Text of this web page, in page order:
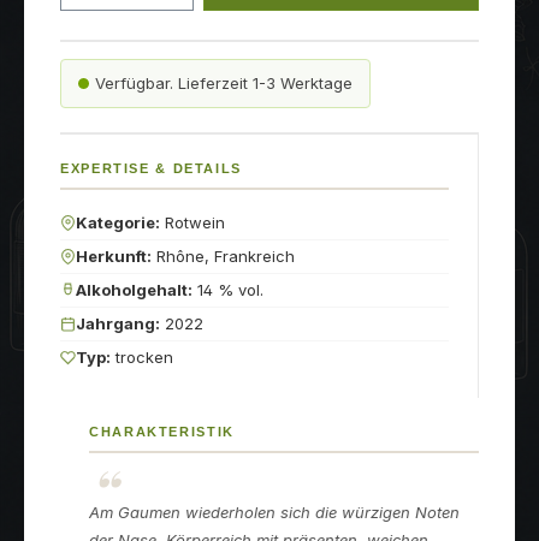
Verfügbar. Lieferzeit 1-3 Werktage
EXPERTISE & DETAILS
Kategorie: Rotwein
Herkunft: Rhône, Frankreich
Alkoholgehalt: 14 % vol.
Jahrgang: 2022
Typ: trocken
CHARAKTERISTIK
Am Gaumen wiederholen sich die würzigen Noten